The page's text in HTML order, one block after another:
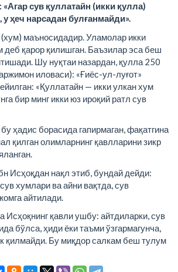
сув қуллатайн (икки қулла)
ҳеч нарсадан булғанмайди».
маъносидадир. Уламолар икки
деб қарор қилишган. Баъзилар эса беш
Шу нуқтаи назардан, қулла 250
иловаси): «Ғиёс-ул-луғот»
«Қуллатайн — икки улкан хум
бир минг икки юз ироқий ратл сув
ҳадис борасида гапирмаган, фақатгина
қилган олимларнинг қавлларини зикр
Исҳоқдан нақл этиб, бундай дейди:
хумлари ва айни вақтда, сув
айтилади.
қавли ушбу: айтдиларки, сув
бўлса, ҳиди ёки таъми ўзгармагунча,
қилмайди. Бу миқдор салкам беш тулум